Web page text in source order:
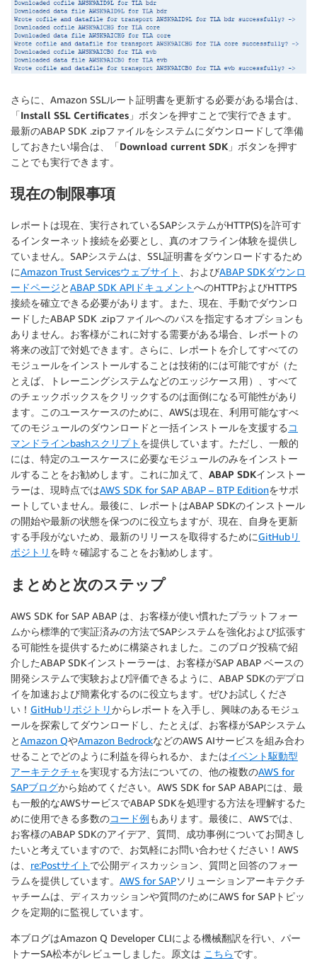
さらに、Amazon SSLルート証明書を更新する必要がある場合は、
「Install SSL Certificates 」ボタンを押すことで実行できます。
最新のABAP SDK .zipファイルをシステムにダウンロードして準備
しておきたい場合は、「Download current SDK 」ボタンを押す
ことでも実行できます。
現在の制限事項
レポートは現在、実行されているSAPシステムがHTTP(S)を許可す
るインターネット接続を必要とし、真のオフライン体験を提供し
ていません。SAPシステムは、SSL証明書をダウンロードするため
にAmazon Trust Servicesウェブサイト 、およびABAP SDKダウンロ
ードページとABAP SDK APIドキュメントへのHTTPおよびHTTPS
接続を確立できる必要があります。また、現在、手動でダウンロ
ードしたABAP SDK .zipファイルへのパスを指定するオプションも
ありません。お客様がこれに対する需要がある場合、レポートの
将来の改訂で対処できます。さらに、レポートを介してすべての
モジュールをインストールすることは技術的には可能ですが（た
とえば、トレーニングシステムなどのエッジケース用）、すべて
のチェックボックスをクリックするのは面倒になる可能性があり
ます。このユースケースのために、AWSは現在、利用可能なすべ
てのモジュールのダウンロードと一括インストールを支援する コ
マンドラインbashスクリプト を提供しています。ただし、一般的
には、特定のユースケースに必要なモジュールのみをインストー
ルすることをお勧めします。これに加えて、 ABAP SDKインストー
ラーは、現時点ではAWS SDK for SAP ABAP – BTP Editionをサポ
ートしていません。最後に、レポートはABAP SDKのインストール
の開始や最新の状態を保つのに役立ちますが、現在、自身を更新
する手段がないため、最新のリリースを取得するためにGitHubリ
ポジトリ を時々確認することをお勧めします。
まとめと次のステップ
AWS SDK for SAP ABAP は、お客様が使い慣れたプラットフォー
ムから標準的で実証済みの方法でSAPシステムを強化および拡張す
る可能性を提供するために構築されました。このブログ投稿で紹
介したABAP SDKインストーラーは、お客様がSAP ABAP ベースの
開発システムで実験および評価できるように、ABAP SDKのデプロ
イを加速および簡素化するのに役立ちます。ぜひお試しくださ
い！ GitHubリポジトリからレポートを入手し、興味のあるモジュ
ールを探索してダウンロードし、たとえば、お客様がSAPシステム
とAmazon QやAmazon BedrockなどのAWS AIサービスを組み合わ
せることでどのように利益を得られるか、またはイベント駆動型
アーキテクチャを実現する方法についての、他の複数のAWS for
SAPブログから始めてください。AWS SDK for SAP ABAPには、最
も一般的なAWSサービスでABAP SDKを処理する方法を理解するた
めに使用できる多数のコード例もあります。最後に、AWSでは、
お客様のABAP SDKのアイデア、質問、成功事例についてお聞きし
たいと考えていますので、お気軽にお問い合わせください！AWS
は、 re:Postサイト で公開ディスカッション、質問と回答のフォー
ラムを提供しています。 AWS for SAPソリューションアーキテクチ
ャチームは、ディスカッションや質問のためにAWS for SAPトピッ
クを定期的に監視しています。
本ブログはAmazon Q Developer CLIによる機械翻訳を行い、パー
トナーSA松本がレビューしました。原文は こちらです。